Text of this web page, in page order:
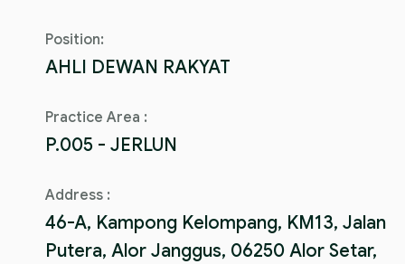
Position:
AHLI DEWAN RAKYAT
Practice Area :
P.005 - JERLUN
Address :
46-A, Kampong Kelompang, KM13, Jalan
Putera, Alor Janggus, 06250 Alor Setar,